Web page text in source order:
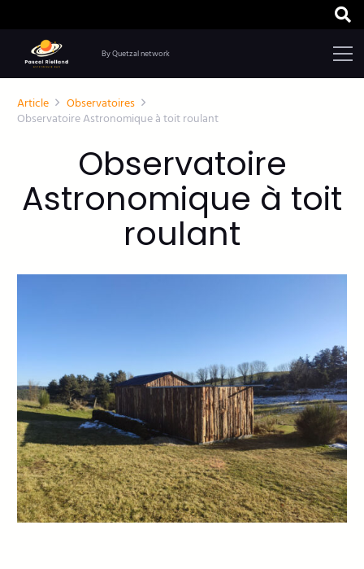
By Quetzal network
Article
Observatoires
Observatoire Astronomique à toit roulant
Observatoire
Astronomique à toit
roulant